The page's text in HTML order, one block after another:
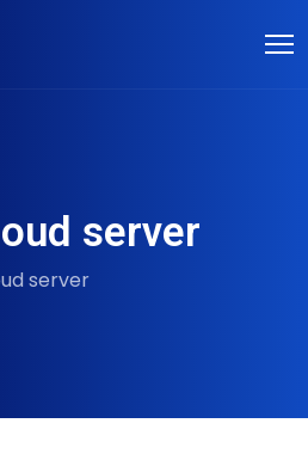
server
server